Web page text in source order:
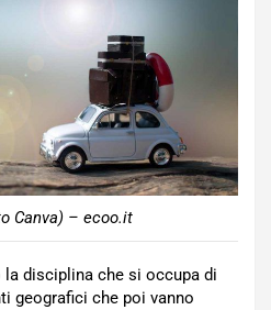
Canva) – ecoo.it
la disciplina che si occupa di
geografici che poi vanno